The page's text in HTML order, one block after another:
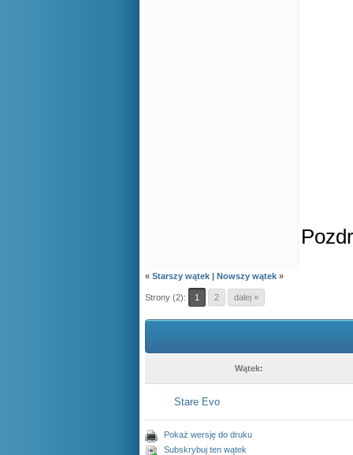
« Starszy wątek | Nowszy wątek »
Strony (2): 1 2 dalej »
Wątek:
Stare Evo
Pokaż wersję do druku
Subskrybuj ten wątek